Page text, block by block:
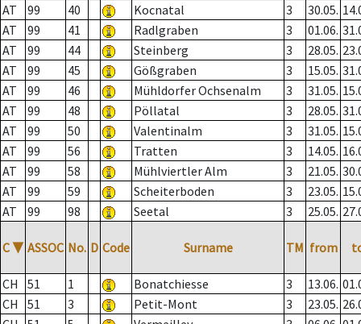
AT
99 40 Kocnatal 3 30.05.
AT
99 41 Radlgraben 3 01.06.
AT
99 44 Steinberg 3 28.05.
AT
99 45 Gößgraben 3 15.05.
AT
99 46 Mühldorfer Ochsenalm 3 31.05.
AT
99 48 Pöllatal 3 28.05.
AT
99 50 Valentinalm 3 31.05.
AT
99 56 Tratten 3 14.05.
AT
99 58 Mühlviertler Alm 3 21.05.
AT
99 59 Scheiterboden 3 23.05.
AT
99 98 Seetal 3 25.05.
C ▼ ASSOC No. D Code Surname TM from
CH 51 1 Bonatchiesse 3 13.06.
CH
51 3 Petit-Mont 3 23.05.